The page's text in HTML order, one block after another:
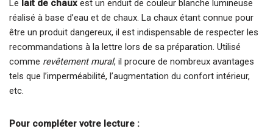
Le lait de chaux est un enduit de couleur blanche lumineuse
réalisé à base d’eau et de chaux. La chaux étant connue pour
être un produit dangereux, il est indispensable de respecter les
recommandations à la lettre lors de sa préparation. Utilisé
comme revêtement mural, il procure de nombreux avantages
tels que l’imperméabilité, l’augmentation du confort intérieur,
etc.
Pour compléter votre lecture :